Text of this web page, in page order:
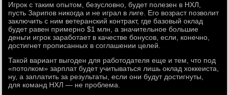
Игрок с таким опытом, безусловно, будет полезен в НХЛ,
пусть Зарипов никогда и не играл в лиге. Его возраст позволит
заключить с ним ветеранский контракт, где базовый оклад
будет равен примерно $1 млн, а значительное большие
деньги игрок заработает в качестве бонусов, если, конечно,
достигнет прописанных в соглашении целей.
Такой вариант выгоден для работодателя еще и тем, что под
«потолком» зарплат будет учитываться лишь оклад хоккеиста,
ну, а заплатить за результаты, если они будут достигнуты,
для команд НХЛ — не проблема.